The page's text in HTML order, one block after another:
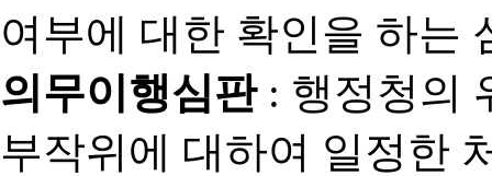
여부에 대한 확인을 하는
의무이행심판: 행정청의
부작위에 대하여 일정한